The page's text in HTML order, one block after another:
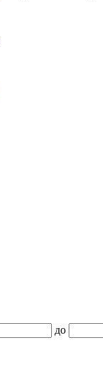
до